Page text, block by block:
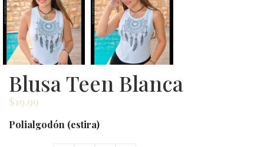
Blusa Teen Blanca
$19.99
Polialgodón (estira)